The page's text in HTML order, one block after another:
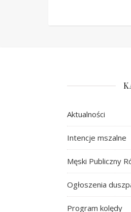
Aktualności
Intencje mszalne
Męski Publiczny
Ogłoszenia
Program kolędy